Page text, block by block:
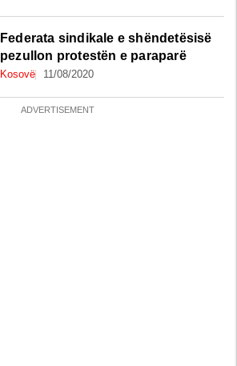
Federata sindikale e shëndetësisë
pezullon protestën e paraparë
Kosovë 11/08/2020